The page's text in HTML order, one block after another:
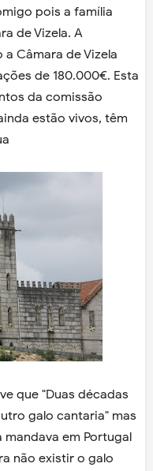
pois a família
de Vizela. A
Câmara de Vizela
de 180.000€. Esta
da comissão
estão vivos, têm
que "Duas décadas
galo cantaria" mas
em Portugal
não existir o galo